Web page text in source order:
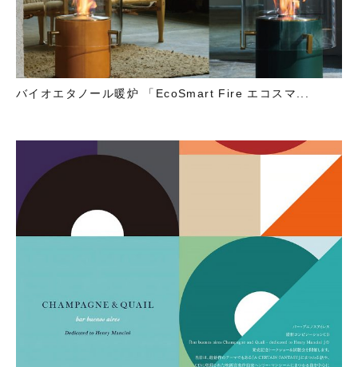
バイオエタノール暖炉 「EcoSmart Fire エコスマ...